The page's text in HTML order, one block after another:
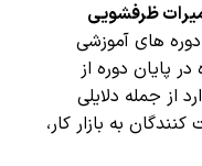
ظرفشویی
دوره های آموزشی
پایان دوره از
از جمله دلایلی
به بازار کار،